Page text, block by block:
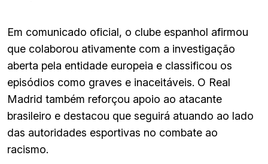
Em comunicado oficial, o clube espanhol afirmou
que colaborou ativamente com a investigação
aberta pela entidade europeia e classificou os
episódios como graves e inaceitáveis. O Real
Madrid também reforçou apoio ao atacante
brasileiro e destacou que seguirá atuando ao lado
das autoridades esportivas no combate ao
racismo.